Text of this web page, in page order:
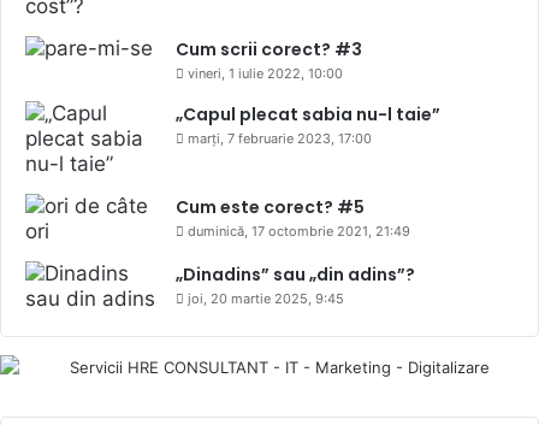
Cum scrii corect? #3
vineri, 1 iulie 2022, 10:00
„Capul plecat sabia nu-l taie”
marți, 7 februarie 2023, 17:00
Cum este corect? #5
duminică, 17 octombrie 2021, 21:49
„Dinadins” sau „din adins”?
joi, 20 martie 2025, 9:45